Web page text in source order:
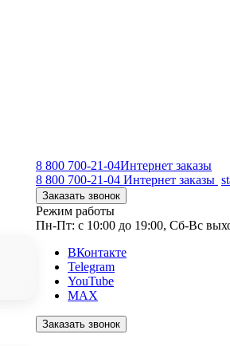
8 800 700-21-04Интернет заказы
8 800 700-21-04 Интернет заказы
Заказать звонок
Режим работы
Пн-Пт: с 10:00 до 19:00, Сб-Вс
ВКонтакте
Telegram
YouTube
MAX
Заказать звонок